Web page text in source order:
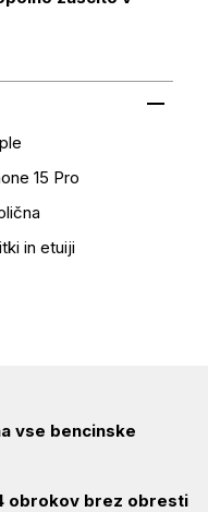
15 Pro
in etuiji
vse bencinske
obrokov brez obresti